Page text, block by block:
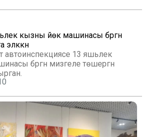
кызны йөк машинасы бәргән
автоинспекциясе 13 яшьлек
бәргән мизгеле төшергән